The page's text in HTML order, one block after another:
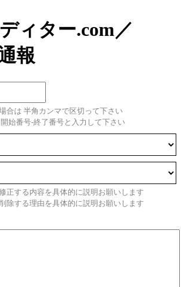
ィター.com／
報
合は 半角カンマで区切って下さい
始番号-終了番号と入力して下さい
正する内容を具体的に説明お願いします
除する理由を具体的に説明お願いします